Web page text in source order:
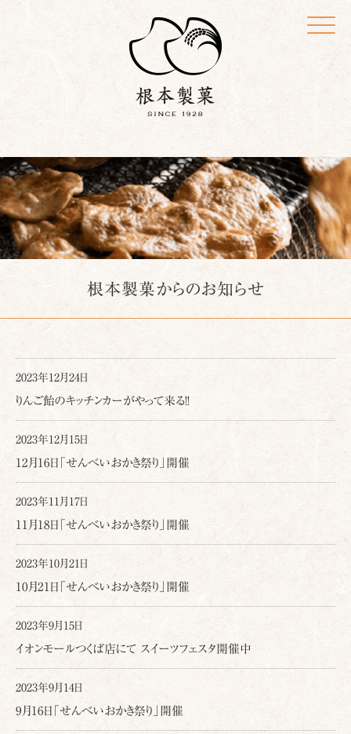
Click
根本製菓からのお知らせ
2023年12月24日
りんご飴のキッチンカーがやって来る!!
2023年12月15日
12月16日「せんべいおかき祭り」開催
2023年11月17日
11月18日「せんべいおかき祭り」開催
2023年10月21日
10月21日「せんべいおかき祭り」開催
2023年9月15日
イオンモールつくば店にて スイーツフェスタ開催中
2023年9月14日
9月16日「せんべいおかき祭り」開催